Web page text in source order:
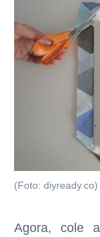
(Foto: diyready.co)
Agora, cole